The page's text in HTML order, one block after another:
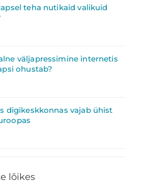
teha nutikaid valikuid
väljapressimine internetis
ohustab?
digikeskkonnas vajab ühist
lõikes